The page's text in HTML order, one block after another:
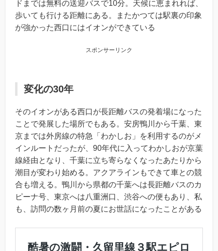
ドまでは無料の送迎バスで10分。天候に恵まれれば、
歩いても行ける距離にある。またかつては駅裏の印象
が強かった西口にはイオンができている
スポンサーリンク
変化の30年
そのイオンがある西口が長距離バスの発着場になった
ことで発展した場所でもある。安房鴨川から千葉、東
京までは外房線の特急「わかしお」を利用するのがメ
インルートだったが、90年代に入ってわかしおが京葉
線経由となり、千葉に立ち寄らなくなったあたりから
潮目が変わり始める。アクアラインもできて車との競
合も増える。鴨川から県都の千葉へは長距離バスのカ
ピーナ号、東京へは八重洲口、渋谷への便もあり、私
も、訪問の数ヶ月前の夏にお世話になったことがある